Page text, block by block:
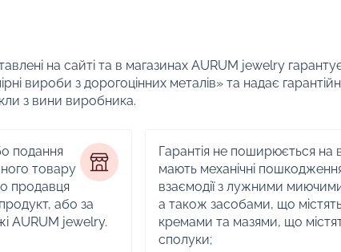
на сайті та в магазинах AURUM jewelry гарантує
вироби з дорогоцінних металів» та надає
з вини виробника.
подання
товару
продавця
або за
AURUM jewelry.
Гарантія не поширюється
мають механічні
взаємодії з лужними
а також засобами, що
кремами та мазями, що
сполуки;